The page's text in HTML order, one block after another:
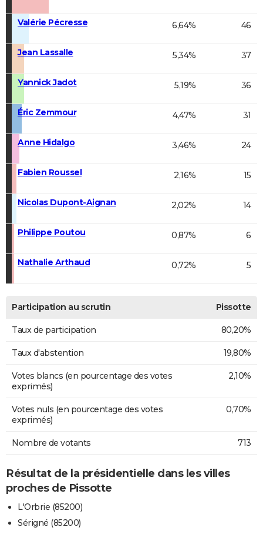
Valérie Pécresse 6,64% 46
Jean Lassalle 5,34% 37
Yannick Jadot 5,19% 36
Éric Zemmour 4,47% 31
Anne Hidalgo 3,46% 24
Fabien Roussel 2,16% 15
Nicolas Dupont-Aignan 2,02% 14
Philippe Poutou 0,87% 6
Nathalie Arthaud 0,72% 5
Participation au scrutin Pissotte
Taux de participation 80,20%
Taux d'abstention 19,80%
Votes blancs (en pourcentage des votes
exprimés)
2,10%
Votes nuls (en pourcentage des votes
exprimés)
0,70%
Nombre de votants 713
Résultat de la présidentielle dans les villes
proches de Pissotte
L'Orbrie (85200)
Sérigné (85200)